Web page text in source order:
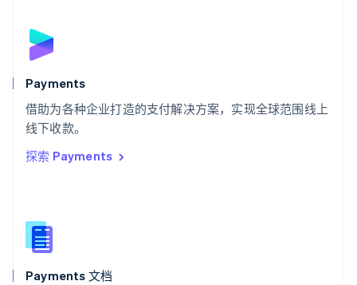
Payments
借助为各种企业打造的支付解决方案，实现全球范围线上
线下收款。
探索 Payments
Payments 文档
English
斯洛文尼亚
泰国
ไทยEnglish
希腊
English
西班牙
新西兰
English
匈牙利
English